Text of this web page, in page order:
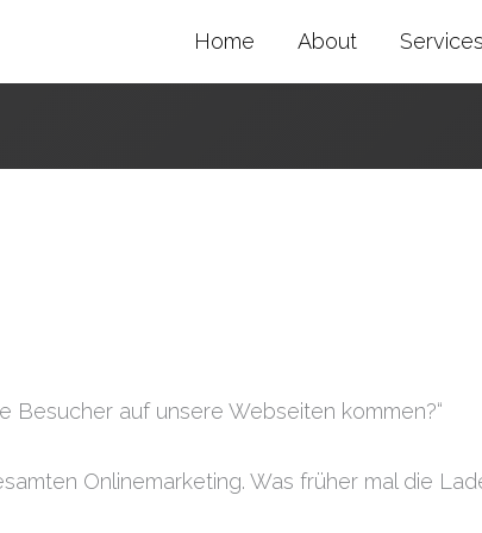
Home About Services
Besucher auf unsere Webseiten kommen?“
Onlinemarketing. Was früher mal die